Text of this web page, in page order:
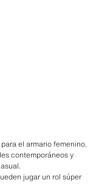
el armario femenino.
contemporáneos y
jugar un rol súper